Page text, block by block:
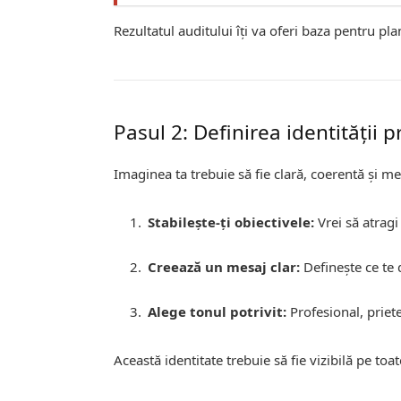
Rezultatul auditului îți va oferi baza pentru
Pasul 2: Definirea identității
Imaginea ta trebuie să fie clară, coerentă și
Stabilește-ți obiectivele: Vrei să
Creează un mesaj clar: Definește ce
Alege tonul potrivit: Profesional,
Această identitate trebuie să fie vizibilă pe